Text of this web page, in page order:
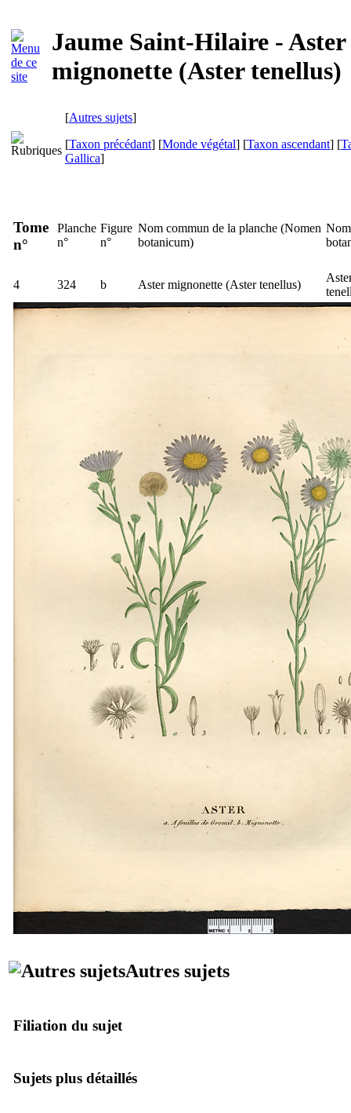
Jaume Saint-Hilaire - Aster
mignonette (Aster tenellus)
[Autres sujets]
[Taxon précédant] [Monde végétal] [Taxon ascendant] [
Gallica]
Tome
n°
Planche
n°
Figure
n°
Nom commun de la planche (Nomen
botanicum)
4 324 b Aster mignonette (Aster tenellus)
Autres sujets
Filiation du sujet
Sujets plus détaillés